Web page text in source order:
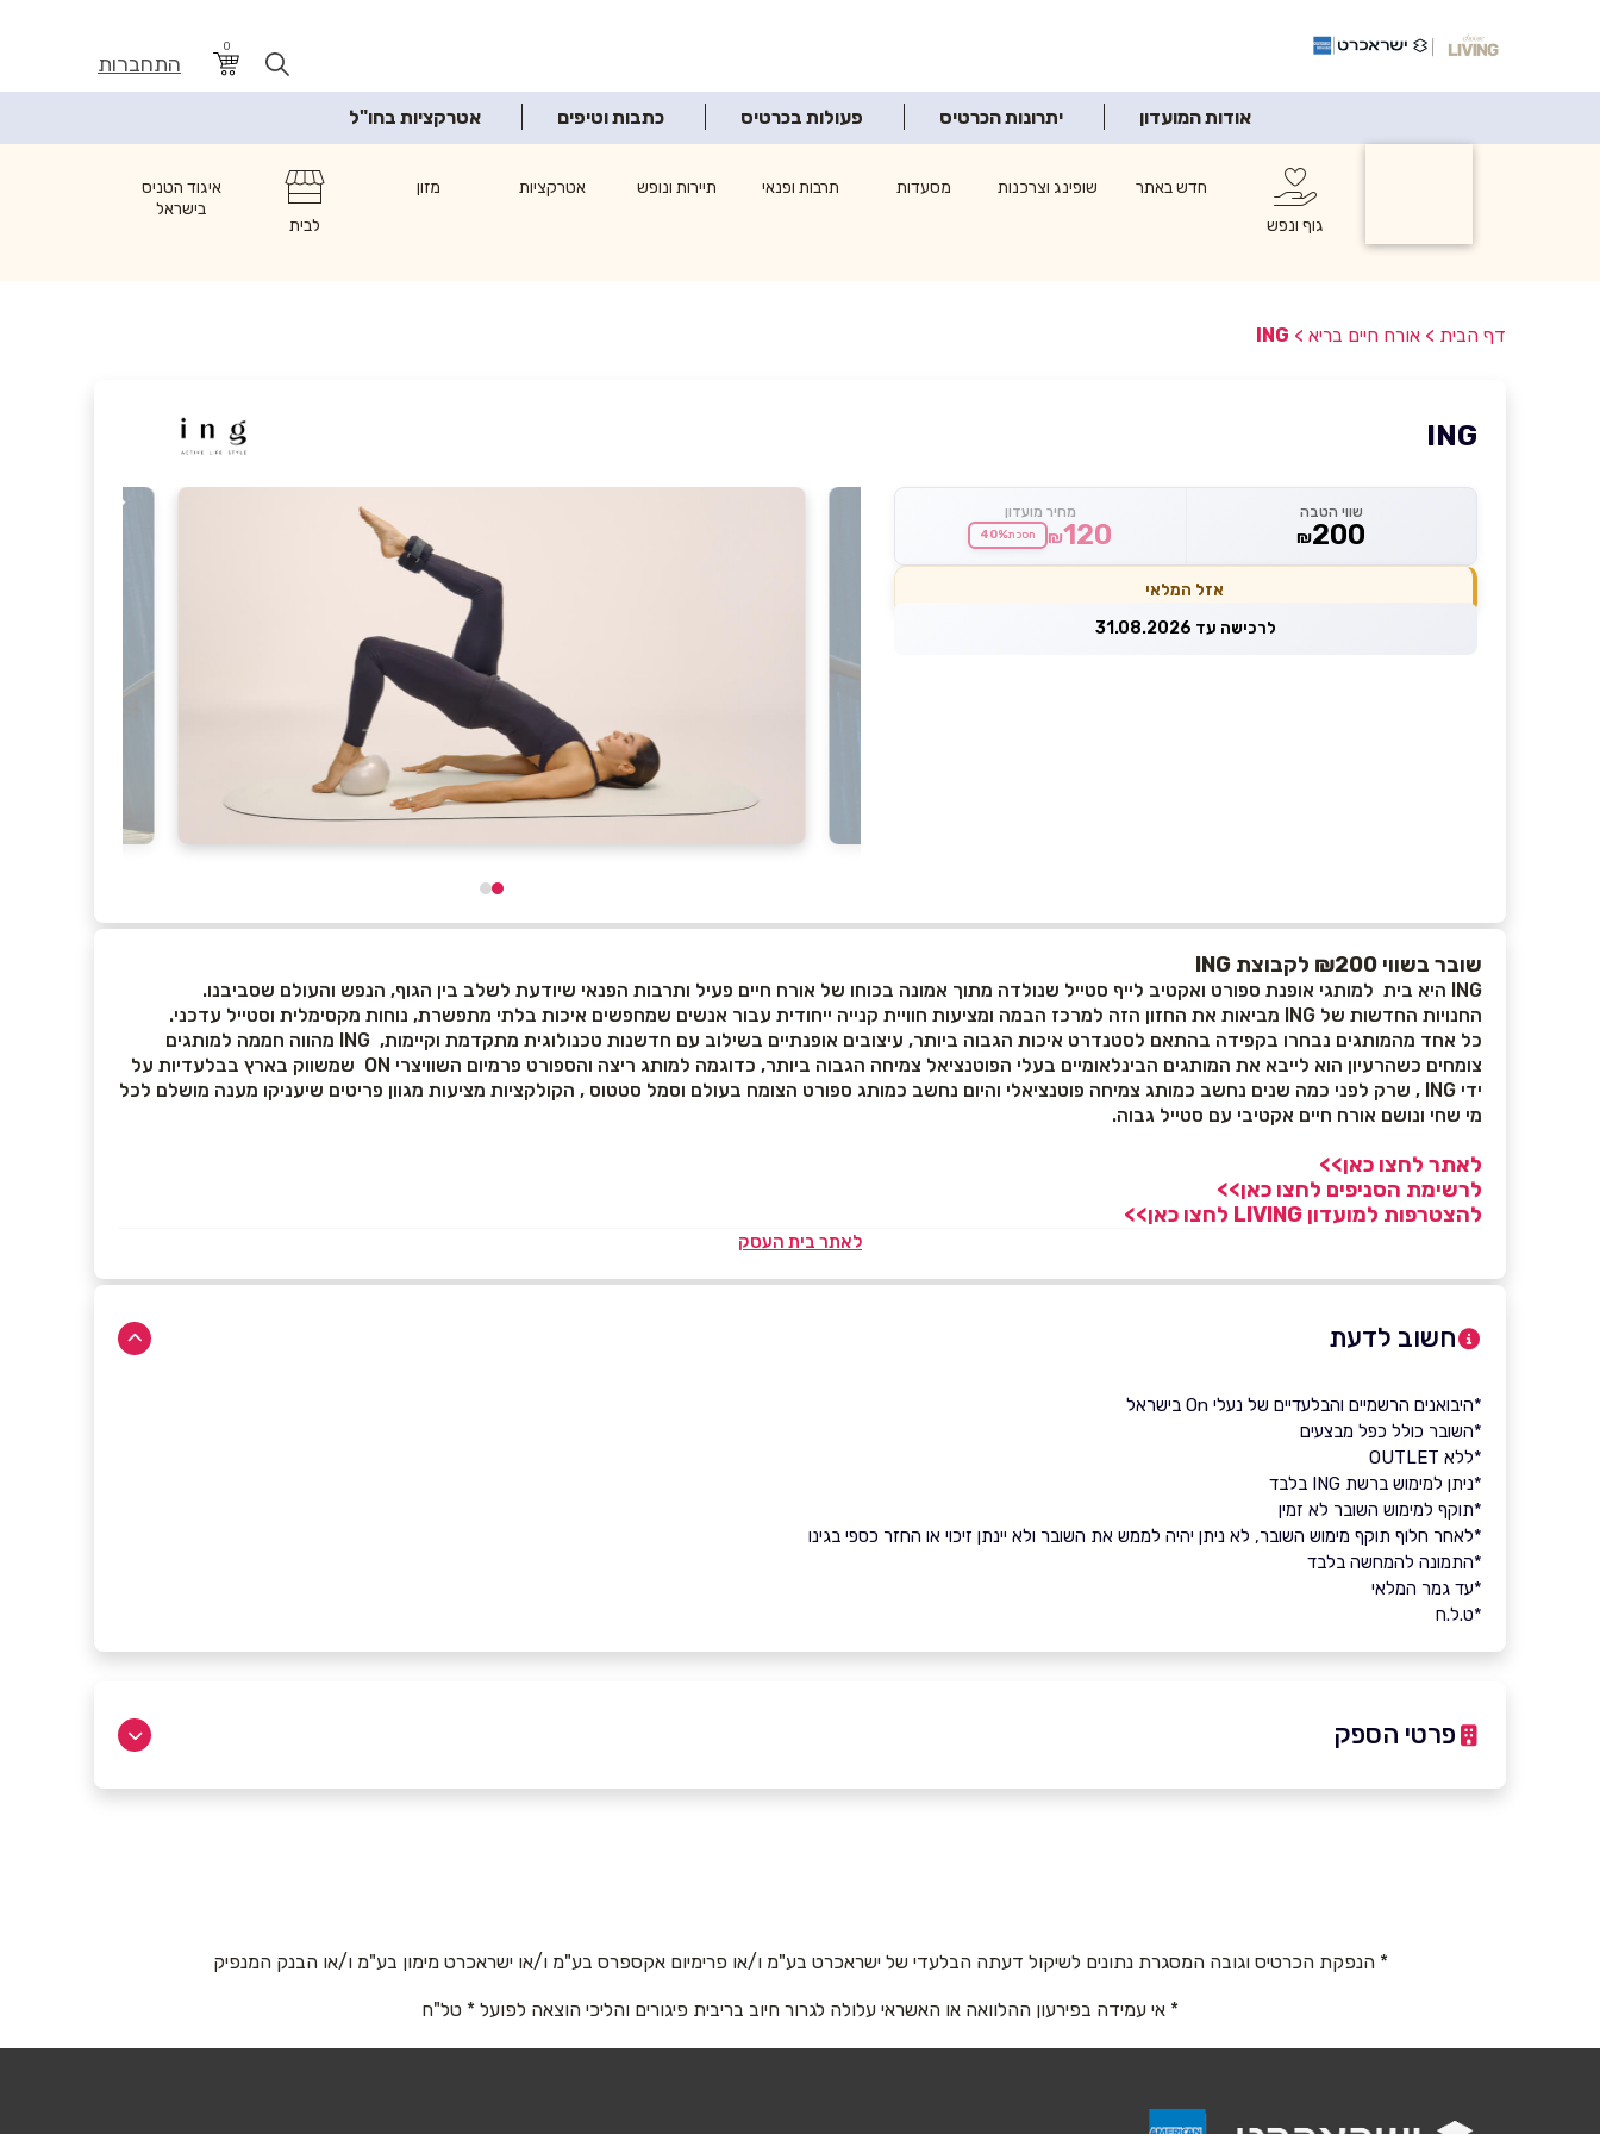
0
התחברות
אודות המועדון יתרונות הכרטיס פעולות בכרטיס כתבות וטיפים אטרקציות בחו"ל
גוף ונפש
חדש באתר שופינג וצרכנות מסעדות תרבות ופנאי תיירות ונופש אטרקציות
מזון
לבית
איגוד הטניס
בישראל
דף הבית > אורח חיים בריא >
ING
ING
שווי הטבה
₪200
מחיר מועדון
₪120 חסכת40%
אזל המלאי
לרכישה עד 31.08.2026
שובר בשווי ₪200 לקבוצת ING
ING היא בית למותגי אופנת ספורט ואקטיב לייף סטייל שנולדה מתוך אמונה בכוחו של אורח חיים פעיל ותרבות הפנאי שיודעת לשלב בין הגוף, הנפש והעולם שסביבנו.
החנויות החדשות של ING מביאות את החזון הזה למרכז הבמה ומציעות חוויית קנייה ייחודית עבור אנשים שמחפשים איכות בלתי מתפשרת, נוחות מקסימלית וסטייל עדכני.
כל אחד מהמותגים נבחרו בקפידה בהתאם לסטנדרט איכות הגבוה ביותר, עיצובים אופנתיים בשילוב עם חדשנות טכנולוגית מתקדמת וקיימות, ING מהווה חממה למותגים
צומחים כשהרעיון הוא לייבא את המותגים הבינלאומיים בעלי הפוטנציאל צמיחה הגבוה ביותר, כדוגמה למותג ריצה והספורט פרמיום השוויצרי ON שמשווק בארץ בבלעדיות על
ידי ING , שרק לפני כמה שנים נחשב כמותג צמיחה פוטנציאלי והיום נחשב כמותג ספורט הצומח בעולם וסמל סטטוס , הקולקציות מציעות מגוון פריטים שיעניקו מענה מושלם לכל
מי שחי ונושם אורח חיים אקטיבי עם סטייל גבוה.
לאתר לחצו כאן>>
לרשימת הסניפים לחצו כאן>>
להצטרפות למועדון LIVING לחצו כאן>>
לאתר בית העסק
חשוב לדעת
*היבואנים הרשמיים והבלעדיים של נעלי On בישראל
*השובר כולל כפל מבצעים
*ללא OUTLET
*ניתן למימוש ברשת ING בלבד
*תוקף למימוש השובר לא זמין
*לאחר חלוף תוקף מימוש השובר, לא ניתן יהיה לממש את השובר ולא יינתן זיכוי או החזר כספי בגינו
*התמונה להמחשה בלבד
*עד גמר המלאי
*ט.ל.ח
פרטי הספק
אימייל*
* הנפקת הכרטיס וגובה המסגרת נתונים לשיקול דעתה הבלעדי של ישראכרט בע"מ ו/או פרימיום אקספרס בע"מ ו/או ישראכרט מימון בע"מ ו/או הבנק המנפיק
* אי עמידה בפירעון ההלוואה או האשראי עלולה לגרור חיוב בריבית פיגורים והליכי הוצאה לפועל * טל"ח